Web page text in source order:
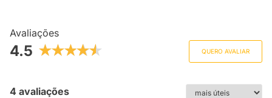
Avaliações
4.5 QUERO AVALIAR
4 avaliações